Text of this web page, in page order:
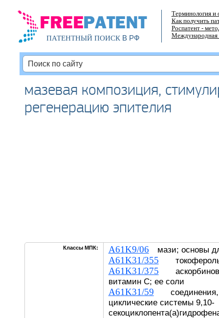
ПАТЕНТНЫЙ ПОИСКВ РФ
Терминология и
Как получить
Роспатент -
Международная
мазевая композиция,
регенерацию эпителия
Классы МПК: A61K9/06 мази; основы
A61K31/355
A61K31/375
витамин C; ее соли
A61K31/59 соединения,
циклические системы 9,10-